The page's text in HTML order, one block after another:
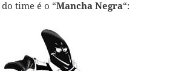
time é o “Mancha Negra“: